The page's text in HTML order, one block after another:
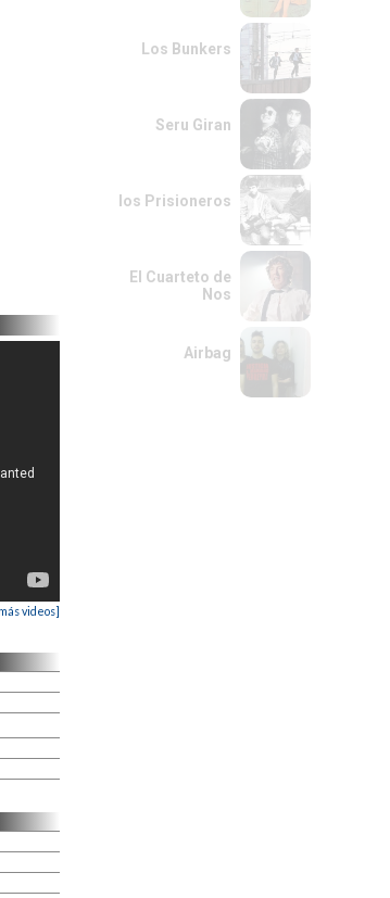
videos]
Los Bunkers
Seru Giran
los Prisioneros
El Cuarteto de
Nos
Airbag